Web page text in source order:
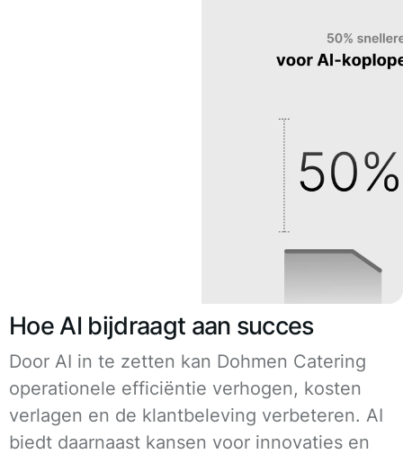
Hoe AI bijdraagt aan succes
Door AI in te zetten kan Dohmen Catering
operationele efficiëntie verhogen, kosten
verlagen en de klantbeleving verbeteren. AI
biedt daarnaast kansen voor innovaties en